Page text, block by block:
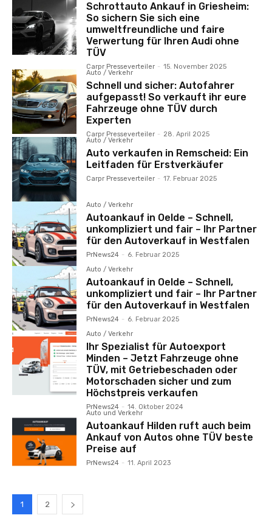
Schrottauto Ankauf in Griesheim:
So sichern Sie sich eine
umweltfreundliche und faire
Verwertung für Ihren Audi ohne
TÜV
Carpr Presseverteiler - 15. November 2025
Auto / Verkehr
Schnell und sicher: Autofahrer
aufgepasst! So verkauft ihr eure
Fahrzeuge ohne TÜV durch
Experten
Carpr Presseverteiler - 28. April 2025
Auto / Verkehr
Auto verkaufen in Remscheid: Ein
Leitfaden für Erstverkäufer
Carpr Presseverteiler - 17. Februar 2025
Auto / Verkehr
Autoankauf in Oelde – Schnell,
unkompliziert und fair – Ihr Partner
für den Autoverkauf in Westfalen
PrNews24 - 6. Februar 2025
Auto / Verkehr
Autoankauf in Oelde – Schnell,
unkompliziert und fair – Ihr Partner
für den Autoverkauf in Westfalen
PrNews24 - 6. Februar 2025
Auto / Verkehr
Ihr Spezialist für Autoexport
Minden – Jetzt Fahrzeuge ohne
TÜV, mit Getriebeschaden oder
Motorschaden sicher und zum
Höchstpreis verkaufen
PrNews24 - 14. Oktober 2024
Auto und Verkehr
Autoankauf Hilden ruft auch beim
Ankauf von Autos ohne TÜV beste
Preise auf
PrNews24 - 11. April 2023
1 2